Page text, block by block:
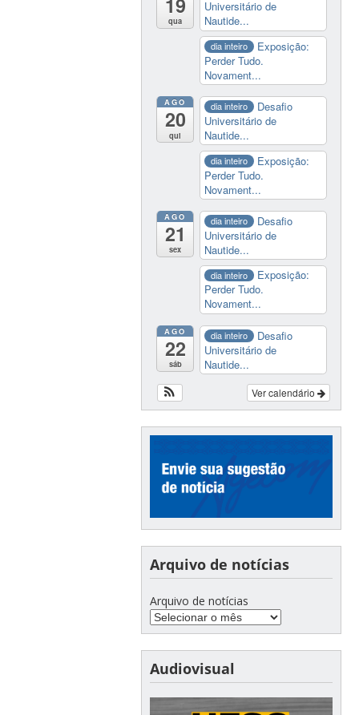
qua
Universitário de
Nautide...
dia inteiro
Exposição:
Perder Tudo.
Novament...
AGO
20
qui
dia inteiro
Desafio
Universitário de
Nautide...
dia inteiro
Exposição:
Perder Tudo.
Novament...
AGO
21
sex
dia inteiro
Desafio
Universitário de
Nautide...
dia inteiro
Exposição:
Perder Tudo.
Novament...
AGO
22
sáb
dia inteiro
Desafio
Universitário de
Nautide...
Ver calendário
Arquivo de notícias
Arquivo de notícias
Audiovisual